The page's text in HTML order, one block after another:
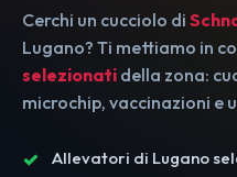
Cerchi un cucciolo di
Lugano? Ti mettiamo in
selezionati della zona:
microchip, vaccinazioni e
Allevatori di Lugano